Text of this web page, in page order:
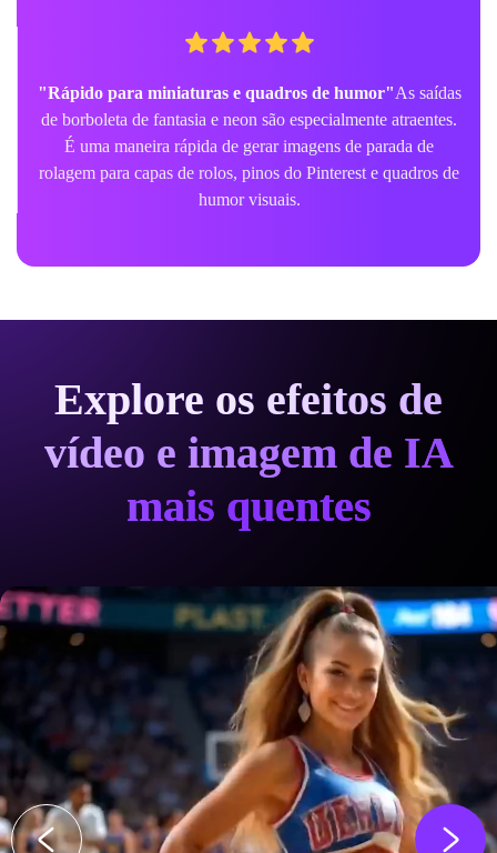
"Rápido para miniaturas e quadros de humor"As saídas
de borboleta de fantasia e neon são especialmente atraentes.
É uma maneira rápida de gerar imagens de parada de
rolagem para capas de rolos, pinos do Pinterest e quadros de
humor visuais.
Explore os efeitos de
vídeo e imagem de IA
mais quentes